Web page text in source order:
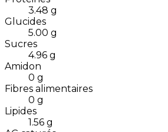
3.48 g
Glucides
5.00 g
Sucres
4.96 g
Amidon
0 g
Fibres alimentaires
0 g
Lipides
1.56 g